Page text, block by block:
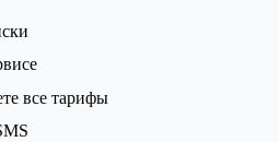
все тарифы